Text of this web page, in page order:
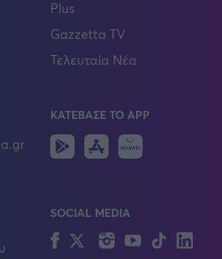
Plus
Gazzetta TV
Τελευταία Νέα
ΚΑΤΕΒΑΣΕ ΤΟ APP
Android
IOS
SOCIAL MEDIA
FacebookTwitterInstagram
YouTubeTikTok